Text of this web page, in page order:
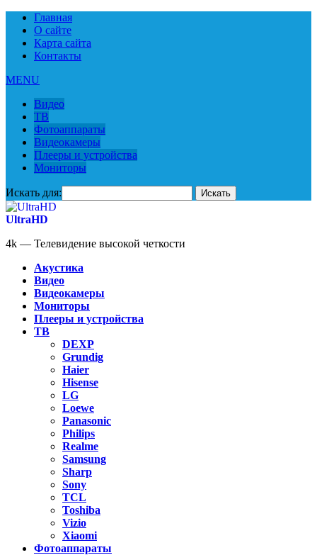
Главная
О сайте
Карта сайта
Контакты
MENU
Видео
ТВ
Фотоаппараты
Видеокамеры
Плееры и устройства
Мониторы
Искать для:
UltraHD
4k — Телевидение высокой четкости
Акустика
Видео
Видеокамеры
Мониторы
Плееры и устройства
ТВ
DEXP
Grundig
Haier
Hisense
LG
Loewe
Panasonic
Philips
Realme
Samsung
Sharp
Sony
TCL
Toshiba
Vizio
Xiaomi
Фотоаппараты